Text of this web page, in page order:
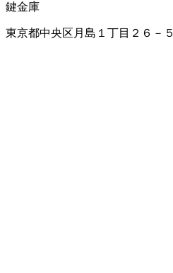
鍵金庫
東京都中央区月島１丁目２６－５